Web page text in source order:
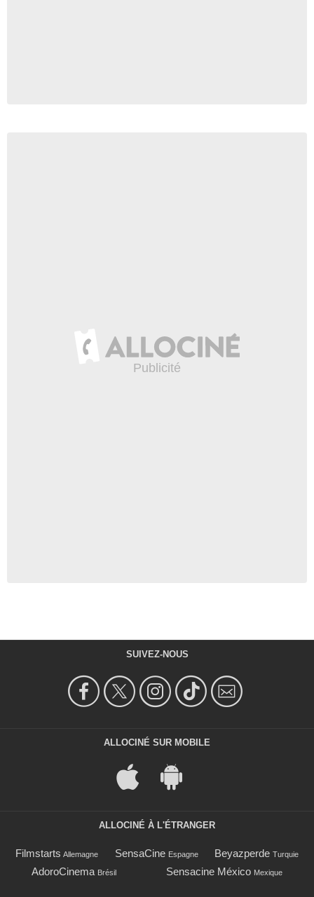
SUIVEZ-NOUS
ALLOCINÉ SUR MOBILE
ALLOCINÉ À L'ÉTRANGER
Filmstarts Allemagne SensaCine Espagne Beyazperde Turquie
AdoroCinema Brésil Sensacine México Mexique